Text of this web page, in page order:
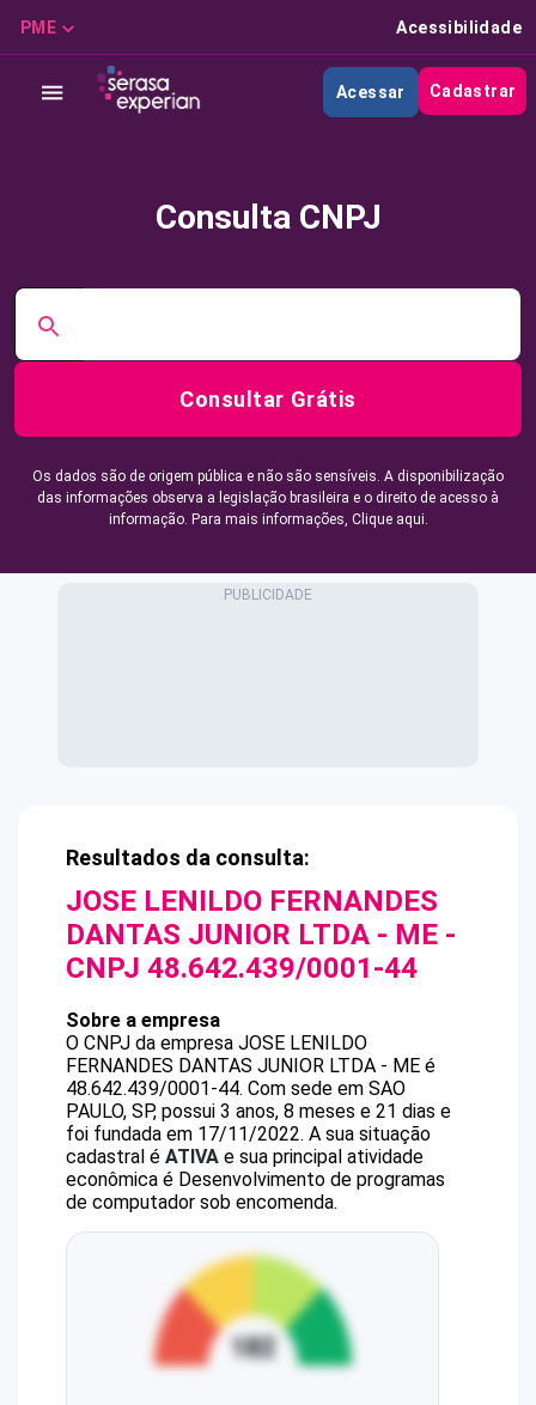
PME Acessibilidade
Acessar Cadastrar
Consulta CNPJ
Consultar Grátis
Os dados são de origem pública e não são sensíveis. A disponibilização
das informações observa a legislação brasileira e o direito de acesso à
informação. Para mais informações, Clique aqui.
Resultados da consulta:
JOSE LENILDO FERNANDES
DANTAS JUNIOR LTDA - ME -
CNPJ 48.642.439/0001-44
Sobre a empresa
O CNPJ da empresa JOSE LENILDO
FERNANDES DANTAS JUNIOR LTDA - ME é
48.642.439/0001-44. Com sede em SAO
PAULO, SP, possui 3 anos, 8 meses e 21 dias e
foi fundada em 17/11/2022. A sua situação
cadastral é ATIVA e sua principal atividade
econômica é Desenvolvimento de programas
de computador sob encomenda.